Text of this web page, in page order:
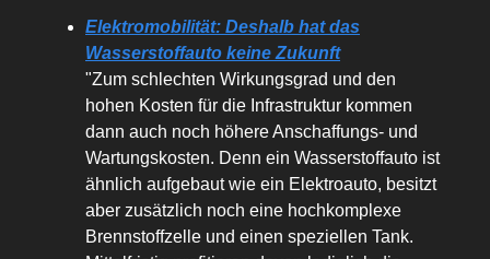
Elektromobilität: Deshalb hat das
Wasserstoffauto keine Zukunft
"Zum schlechten Wirkungsgrad und den
hohen Kosten für die Infrastruktur kommen
dann auch noch höhere Anschaffungs- und
Wartungskosten. Denn ein Wasserstoffauto ist
ähnlich aufgebaut wie ein Elektroauto, besitzt
aber zusätzlich noch eine hochkomplexe
Brennstoffzelle und einen speziellen Tank.